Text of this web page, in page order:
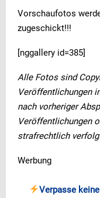
Vorschaufotos
zugeschickt!!!
[nggallery id=385]
Alle Fotos sind
Veröffentlichungen
nach vorheriger
Veröffentlichungen
strafrechtlich
Werbung
Verpasse